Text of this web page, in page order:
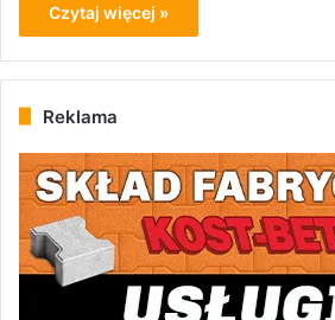
Czytaj więcej »
Reklama